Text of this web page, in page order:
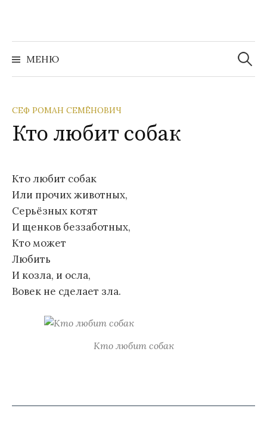
содержимому
МЕНЮ
Найти:
СЕФ РОМАН СЕМЁНОВИЧ
Кто любит собак
Кто любит собак
Или прочих животных,
Серьёзных котят
И щенков беззаботных,
Кто может
Любить
И козла, и осла,
Вовек не сделает зла.
Кто любит собак